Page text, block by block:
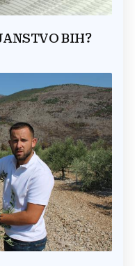
BIH?